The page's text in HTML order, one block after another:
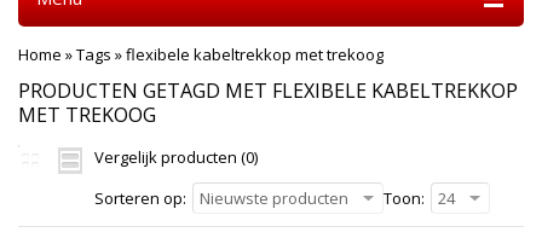
Home »Tags »flexibele kabeltrekkop met trekoog
PRODUCTEN GETAGD MET FLEXIBELE KABELTREKKOP
MET TREKOOG
Vergelijk producten (0)
Sorteren op:
Nieuwste producten Toon: 24